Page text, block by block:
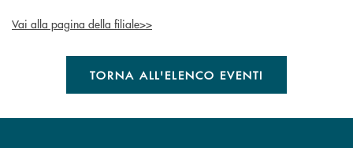
Vai alla pagina della filiale>>
TORNA ALL'ELENCO EVENTI